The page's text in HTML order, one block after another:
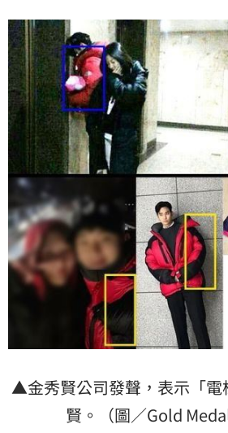
▲金秀賢公司發聲，表示「電
賢。（圖／Gold